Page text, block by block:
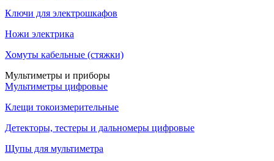
Ключи для электрошкафов
Ножи электрика
Хомуты кабельные (стяжки)
Мультиметры и приборы
Мультиметры цифровые
Клещи токоизмерительные
Детекторы, тестеры и дальномеры цифровые
Щупы для мультиметра